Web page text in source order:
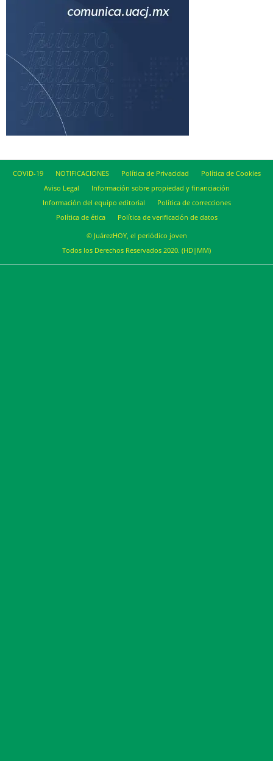
COVID-19 NOTIFICACIONES Política de Privacidad
Política de Cookies
Aviso Legal
Información sobre propiedad y financiación
Información del equipo editorial
Política de correcciones
Política de ética
Política de verificación de datos
© JuárezHOY, el periódico joven
Todos los Derechos Reservados 2020. (HD|MM)